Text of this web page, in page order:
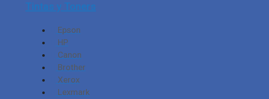
Tintas y Toners
Epson
HP
Canon
Brother
Xerox
Lexmark